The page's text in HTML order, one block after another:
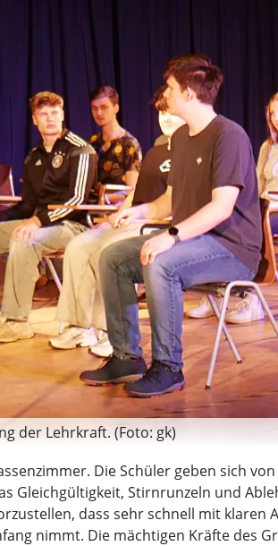
der Lehrkraft. (Foto: gk)
Die Schüler geben sich
Gleichgültigkeit, Stirnrunzeln und
dass sehr schnell mit
nimmt. Die mächtigen Kräfte des